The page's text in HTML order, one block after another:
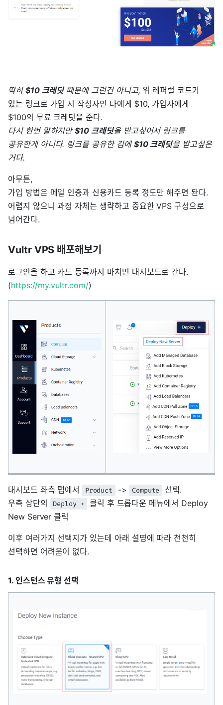
딱히 $10 크레딧때문에 그런건 아니고, 위 레퍼럴 코드가
있는 링크로 가입 시 작성자인 나에게 $10, 가입자에게
$100의 무료 크레딧을 준다.
다시 한번 말하지만$10 크레딧을 받고싶어서 링크를
공유한게 아니다. 링크를 공유한 김에$10 크레딧을 받고싶은
거다.
아무튼,
가입 방법은 메일 인증과 신용카드 등록 정도만 해주면 돤다.
어렵지 않으니 과정 자체는 생략하고 중요한 VPS 구성으로
넘어간다.
Vultr VPS 배포해보기
로그인을 하고 카드 등록까지 마치면 대시보드로 간다.
(https://my.vultr.com/)
대시보드 좌측 탭에서 Product -> Compute
선택.
우측 상단의
Deploy +
클릭 후 드롭다운 메뉴에서 Deploy
New Server 클릭
이후 여러가지 선택지가 있는데 아래 설명에 따라 천천히
선택하면 어려움이 없다.
1. 인스턴스 유형 선택